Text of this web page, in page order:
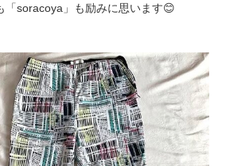
「soracoya」も励みに思います😊